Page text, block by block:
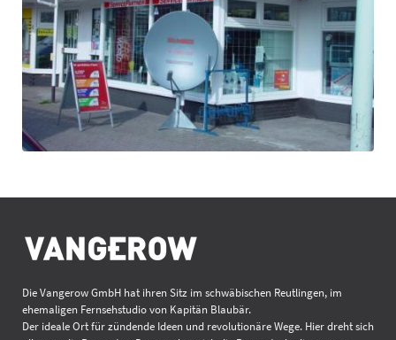
Die Vangerow GmbH hat ihren Sitz im schwäbischen Reutlingen, im
ehemaligen Fernsehstudio von Kapitän Blaubär.
Der ideale Ort für zündende Ideen und revolutionäre Wege. Hier dreht sich